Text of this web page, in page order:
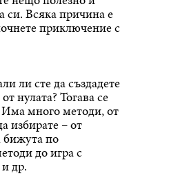
си. Всяка причина е
приключение с
ли сте да създадете
нулата? Тогава се
Има много методи, от
избирате – от
бижута по
до игра с
др.